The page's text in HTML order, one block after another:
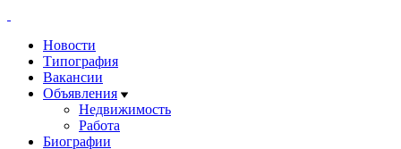
Новости
Типография
Вакансии
Объявления
Недвижимость
Работа
Биографии